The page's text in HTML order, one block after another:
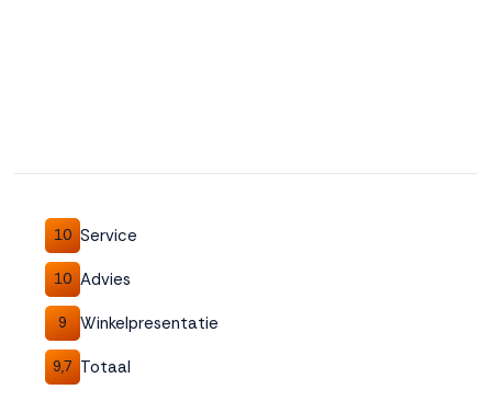
10 Service
10 Advies
9 Winkelpresentatie
9,7 Totaal